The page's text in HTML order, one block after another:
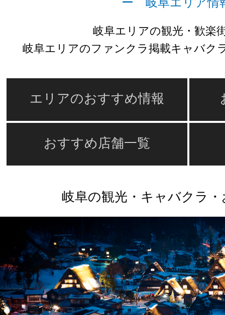
岐阜エリアの観光・歓楽
岐阜エリアのファンクラ掲載キャバク
エリアのおすすめ情報
おすすめ店舗一覧
岐阜の観光・キャバクラ